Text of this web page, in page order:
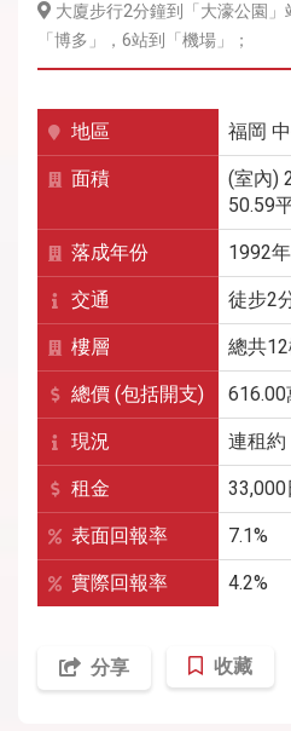
大廈步行2分鐘到「大濠公園
「博多」，6站到「機場」；
地區 福岡
面積
(室內)
50.59
落成年份 1992年
交通 徒步2
樓層 總共
總價 (包括開支)
現況 連租約
租金 33,000
表面回報率 7.1%
實際回報率 4.2%
分享 收藏